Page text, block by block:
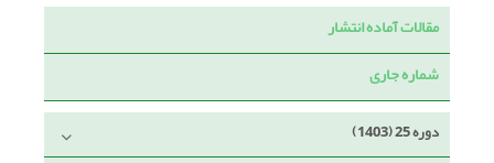
مقالات آماده انتشار
شماره جاری
دوره 25 (1403)